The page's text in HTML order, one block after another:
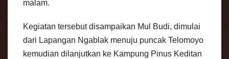
malam.
Kegiatan tersebut disampaikan Mul Budi, dimulai
dari Lapangan Ngablak menuju puncak Telomoyo
kemudian dilanjutkan ke Kampung Pinus Keditan